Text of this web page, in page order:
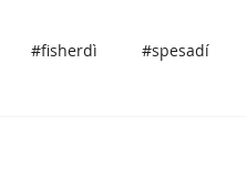
#fisherdì #spesadí